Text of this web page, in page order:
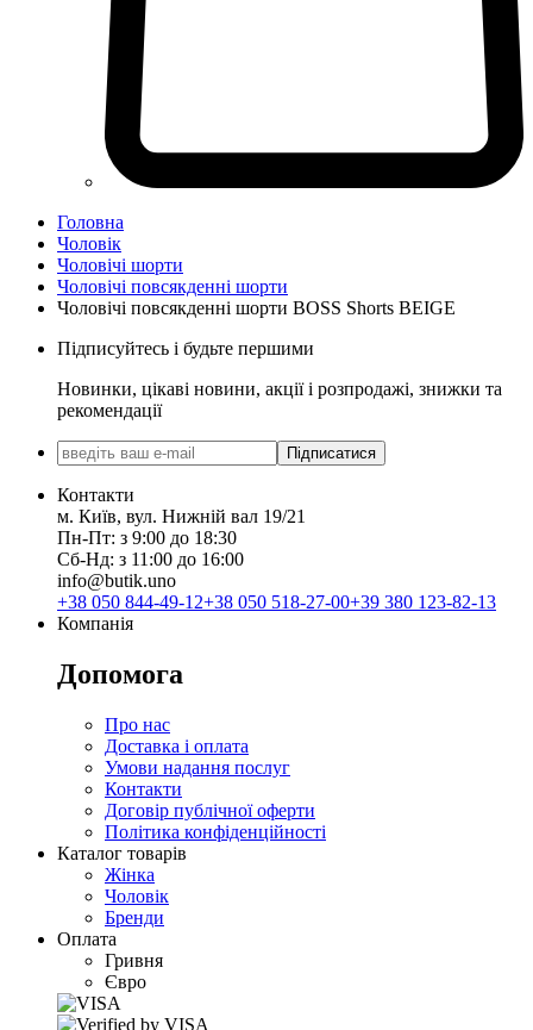
Головна
Чоловік
Чоловічі шорти
Чоловічі повсякденні шорти
Чоловічі повсякденні шорти BOSS Shorts BEIGE
Підписуйтесь і будьте першими
Новинки, цікаві новини, акції і розпродажі, знижки та
рекомендації
Підписатися
Контакти
м. Київ, вул. Нижній вал 19/21
Пн-Пт: з 9:00 до 18:30
Сб-Нд: з 11:00 до 16:00
info@butik.uno
+38 050 844-49-12+38 050 518-27-00+39 380 123-82-13
Компанія
Допомога
Про нас
Доставка і оплата
Умови надання послуг
Контакти
Договір публічної оферти
Політика конфіденційності
Каталог товарів
Жінка
Чоловік
Бренди
Оплата
Гривня
Євро